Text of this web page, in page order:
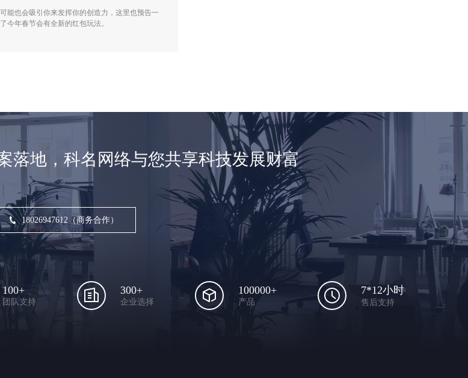
能也会吸引你来发挥你的创造力，这里也预告一
今年春节会有全新的红包玩法。
落地，科名网络与您共享科技发展财富
18026947612（商务合作）
100+
团队支持
300+
企业选择
100000+
产品
7*12小时
售后支持